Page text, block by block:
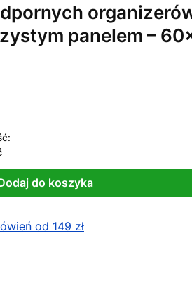
panelem –
do koszyka
od 149 zł